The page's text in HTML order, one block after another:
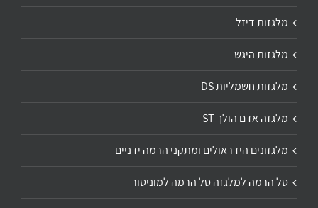
מלגזות דיזל
מלגזות היגש
מלגזות חשמליות DS
מלגזה אדם הולך ST
מלגזונים הידראולים ומתקני הרמה ידניים
סל הרמה למלגזה סל הרמה למוניטור